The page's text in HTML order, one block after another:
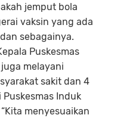
jemput bola
vaksin yang ada
sebagainya.
Puskesmas
melayani
sakit dan 4
Induk
menyesuaikan